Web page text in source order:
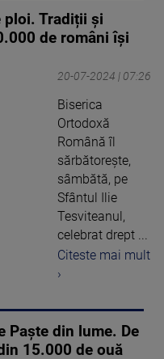
ploi. Tradiții și
de români îşi
20-07-2024 | 07:26
Biserica
Ortodoxă
Română îl
sărbătoreşte,
sâmbătă, pe
Sfântul Ilie
Tesviteanul,
celebrat drept ...
Citeste mai mult
›
Paşte din lume. De
15.000 de ouă